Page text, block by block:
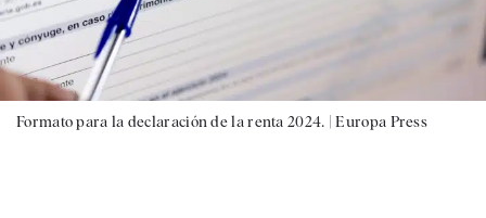
Formato para la declaración de la renta 2024. |Europa Press